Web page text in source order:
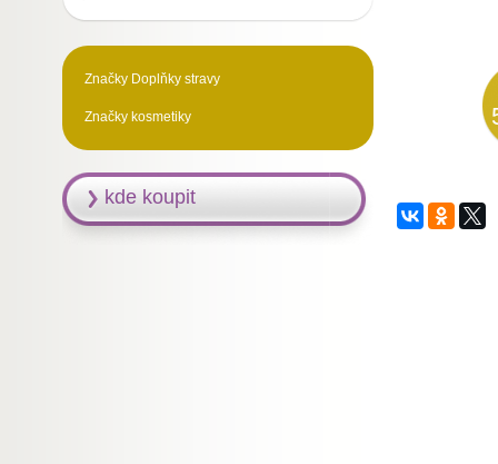
Značky Doplňky stravy
Značky kosmetiky
kde koupit